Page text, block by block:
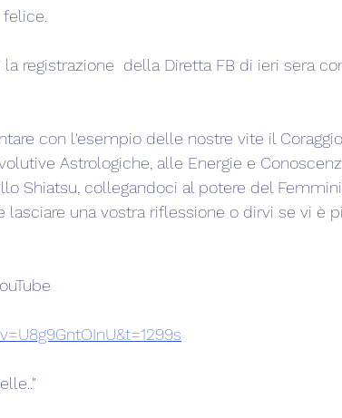
registrazione  della Diretta FB di ieri sera
con l'esempio delle nostre vite il
Astrologiche, alle Energie e
Shiatsu, collegandoci al potere del
lasciare una vostra riflessione o dirvi se vi è